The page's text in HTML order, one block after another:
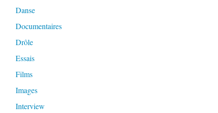
Danse
Documentaires
Drôle
Essais
Films
Images
Interview